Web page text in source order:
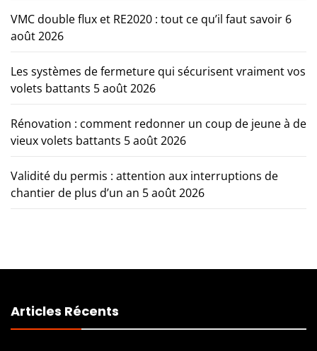
VMC double flux et RE2020 : tout ce qu’il faut savoir 6
août 2026
Les systèmes de fermeture qui sécurisent vraiment vos
volets battants 5 août 2026
Rénovation : comment redonner un coup de jeune à de
vieux volets battants 5 août 2026
Validité du permis : attention aux interruptions de
chantier de plus d’un an 5 août 2026
Articles Récents